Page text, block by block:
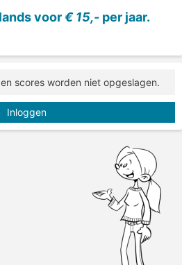
in.
voor€ 15,- per jaar.
scores worden niet opgeslagen.
Inloggen